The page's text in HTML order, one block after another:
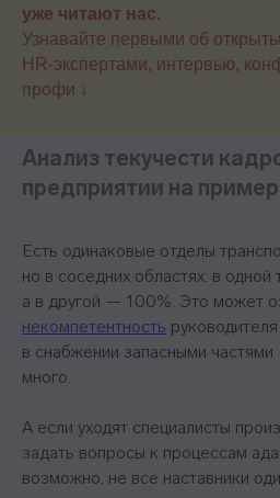
уже читают нас.
Узнавайте первыми об
HR-экспертами, интервью,
профи ↓
Анализ текучести
предприятии на
Есть одинаковые отделы
но в соседних областях: в одной
а в другой — 100%. Это может
некомпетентность
в снабжении запасными
много.
А если уходят специалисты
задать вопросы к процессам
возможно, не все наставники
Важное
Блог
Стать партнёром
Стать автором блога
Миссия и ценности